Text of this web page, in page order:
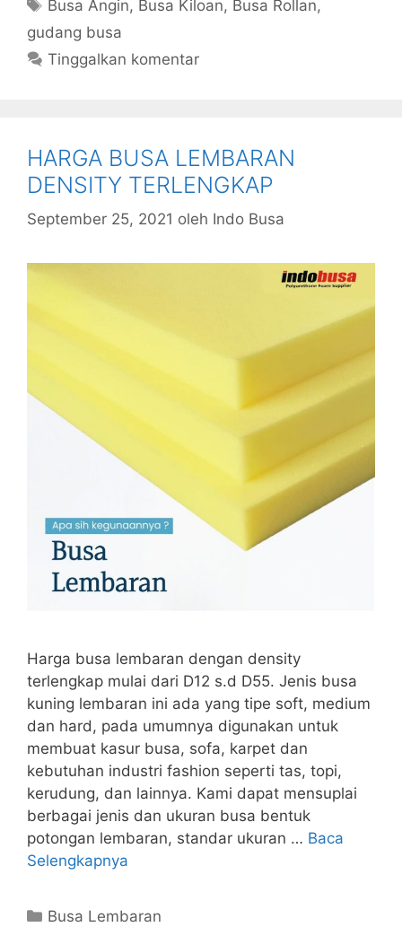
Busa Angin, Busa Kiloan, Busa Rollan,
gudang busa
Tinggalkan komentar
HARGA BUSA LEMBARAN
DENSITY TERLENGKAP
September 25, 2021 oleh Indo Busa
Harga busa lembaran dengan density
terlengkap mulai dari D12 s.d D55. Jenis busa
kuning lembaran ini ada yang tipe soft, medium
dan hard, pada umumnya digunakan untuk
membuat kasur busa, sofa, karpet dan
kebutuhan industri fashion seperti tas, topi,
kerudung, dan lainnya. Kami dapat mensuplai
berbagai jenis dan ukuran busa bentuk
potongan lembaran, standar ukuran … Baca
Selengkapnya
Kategori
Busa Lembaran